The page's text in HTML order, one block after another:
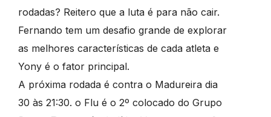
rodadas? Reitero que a luta é para não cair.
Fernando tem um desafio grande de explorar
as melhores características de cada atleta e
Yony é o fator principal.
A próxima rodada é contra o Madureira dia
30 às 21:30. o Flu é o 2º colocado do Grupo